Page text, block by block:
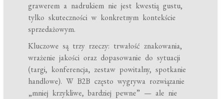
grawerem a nadrukiem nie jest kwestią gustu,
tylko skuteczności w konkretnym kontekście
sprzedażowym.
Kluczowe są trzy rzeczy: trwałość znakowania,
wrażenie jakości oraz dopasowanie do sytuacji
(targi, konferencja, zestaw powitalny, spotkanie
handlowe). W B2B często wygrywa rozwiązanie
„mniej krzykliwe, bardziej pewne” — ale nie